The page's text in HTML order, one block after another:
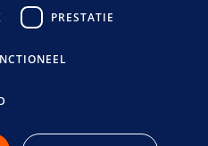
PRESTATIE